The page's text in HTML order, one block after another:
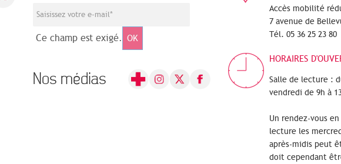
Ce champ est exigé. OK
Nos médias
Accès mobilité
7 avenue de
Tél. 05 36 25 23 80
HORAIRES
Salle de lecture :
vendredi de 9h à
Un rendez-vous
lecture les
après-midis peut
doit cependant